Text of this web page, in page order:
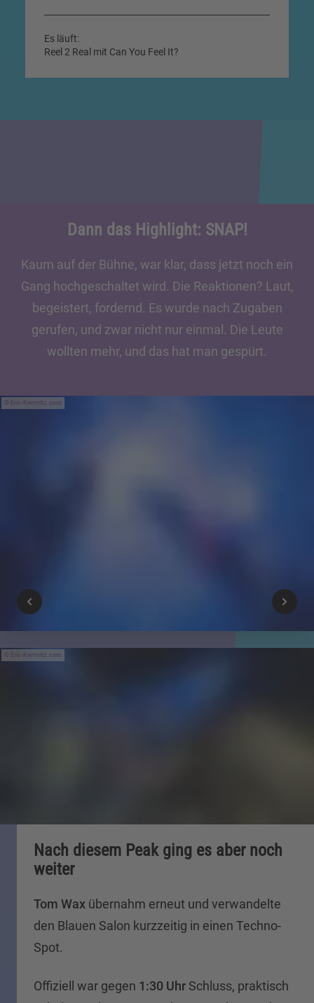
Es läuft:
Reel 2 Real mit Can You Feel It?
Dann das Highlight: SNAP!
Kaum auf der Bühne, war klar, dass jetzt noch ein
Gang hochgeschaltet wird. Die Reaktionen? Laut,
begeistert, fordernd. Es wurde nach Zugaben
gerufen, und zwar nicht nur einmal. Die Leute
wollten mehr, und das hat man gespürt.
Eric-Kemnitz.com
Eric-Kemnitz.com
Nach diesem Peak ging es aber noch
weiter
Tom Wax übernahm erneut und verwandelte
den Blauen Salon kurzzeitig in einen Techno-
Spot.
Offiziell war gegen 1:30 Uhr Schluss, praktisch